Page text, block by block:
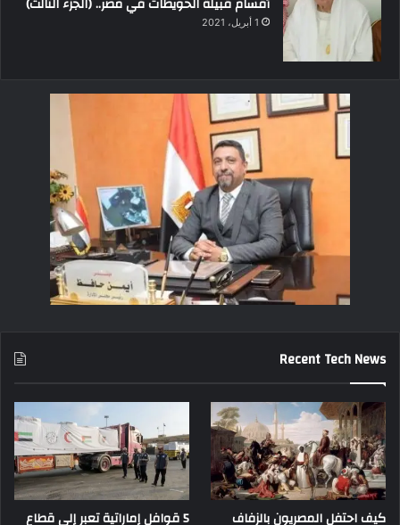
1 أبريل، 2021
Recent Tech News
كيف احتفل المصريون بالزفاف
5 قوافل إماراتية تعبر إلى قطاع